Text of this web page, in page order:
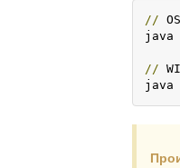
//
java
//
java